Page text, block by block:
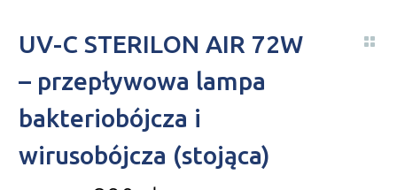
UV-C STERILON AIR 72W
– przepływowa lampa
bakteriobójcza i
wirusobójcza (stojąca)